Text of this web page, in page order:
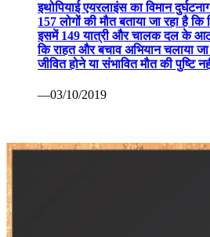
इथोपियाई एयरलाइंस का विमान
157 लोगों की मौत बताया जा रहा है कि
इसमें 149 यात्री और चालक दल के
कि राहत और बचाव अभियान चलाया
जीवित होने या संभावित मौत की पुष्टि
—03/10/2019